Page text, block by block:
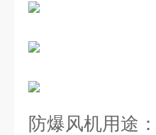
防爆风机用途：